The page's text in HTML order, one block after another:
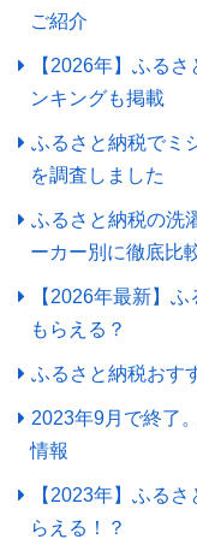
ご紹介
【2026年】ふる
ンキングも掲載
ふるさと納税でミ
を調査しました
ふるさと納税の洗
ーカー別に徹底比
【2026年最新】
もらえる？
ふるさと納税おす
2023年9月で終了
情報
【2023年】ふる
らえる！？